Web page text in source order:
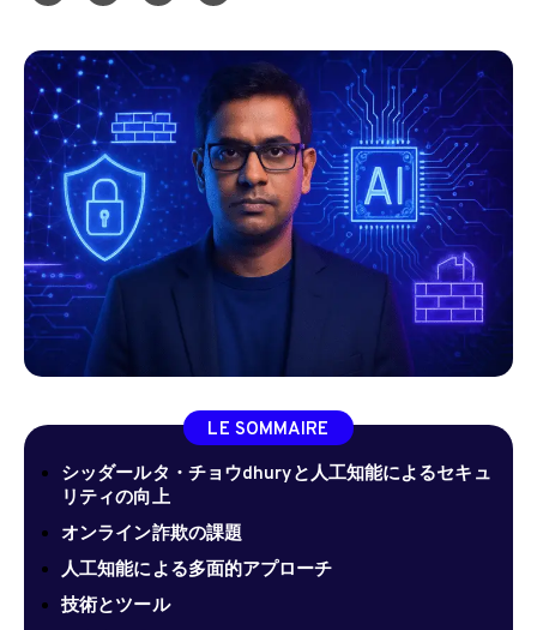
LE SOMMAIRE
シッダールタ・チョウdhuryと人工知能によるセキュ
リティの向上
オンライン詐欺の課題
人工知能による多面的アプローチ
技術とツール